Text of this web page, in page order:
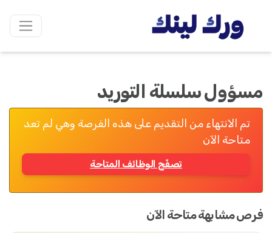
مسؤول سلسلة التوريد
تم الانتهاء من التقديم على هذه الفرصة وهي لم تعد
متاحة الآن
تصفّح الوظائف المتاحة
فرص مشابهة متاحة الآن